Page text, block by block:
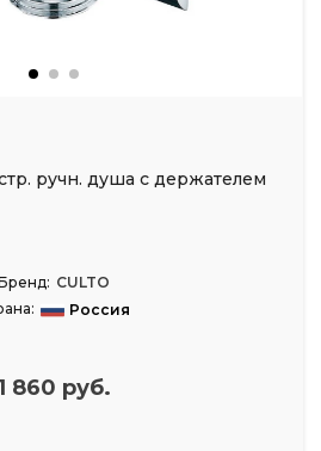
ручн. душа с держателем
CULTO
Россия
860 руб.